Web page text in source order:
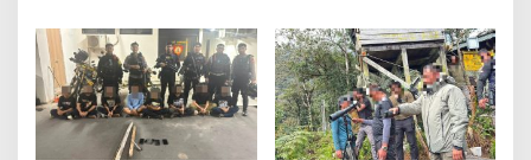
Orang dan 3 Celurit
Diamankan
Pelaku 2 Parang dan Stik
Golf Diamankan